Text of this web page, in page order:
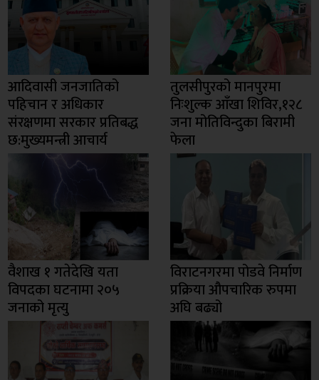
आदिवासी जनजातिको
पहिचान र अधिकार
संरक्षणमा सरकार प्रतिबद्ध
छ:मुख्यमन्त्री आचार्य
तुलसीपुरको मानपुरमा
निःशुल्क आँखा शिविर,१२८
जना मोतिविन्दुका बिरामी
फेला
वैशाख १ गतेदेखि यता
विपदका घटनामा २०५
जनाको मृत्यु
विराटनगरमा पोडवे निर्माण
प्रक्रिया औपचारिक रुपमा
अघि बढ्यो